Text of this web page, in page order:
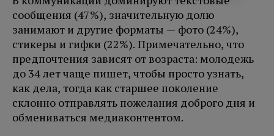
сообщения (47%), значительную долю
занимают и другие форматы — фото (24%),
стикеры и гифки (22%). Примечательно, что
предпочтения зависят от возраста: молодежь
до 34 лет чаще пишет, чтобы просто узнать,
как дела, тогда как старшее поколение
склонно отправлять пожелания доброго дня и
обмениваться медиаконтентом.